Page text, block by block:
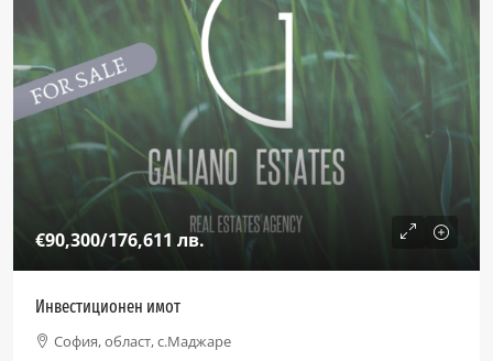
€90,300/176,611 лв.
Инвестиционен имот
София, област, с.Маджаре